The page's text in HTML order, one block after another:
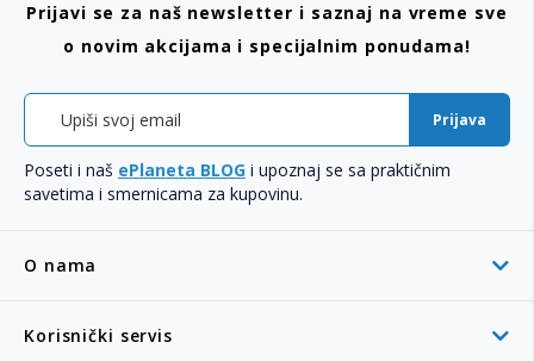
O nama
Korisnički servis
Prijavi se za naš newsletter i saznaj na vreme sve
o novim akcijama i specijalnim ponudama!
Prijava
Poseti i naš ePlaneta BLOG i upoznaj se sa praktičnim
savetima i smernicama za kupovinu.